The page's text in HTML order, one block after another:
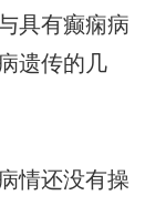
具有癫痫病
遗传的几
情还没有操